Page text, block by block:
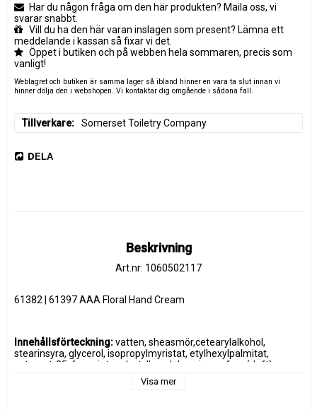
Har du någon fråga om den här produkten? Maila oss, vi
svarar snabbt.
Vill du ha den här varan inslagen som present? Lämna ett
meddelande i kassan så fixar vi det.
Öppet i butiken och på webben hela sommaren, precis som
vanligt!
Weblagret och butiken är samma lager så ibland hinner en vara ta slut innan vi
hinner dölja den i webshopen. Vi kontaktar dig omgående i sådana fall.
Tillverkare Somerset Toiletry Company
DELA
Beskrivning
Art.nr: 1060502117
61382 | 61397 AAA Floral Hand Cream
Innehållsförteckning: vatten, sheasmör,cetearylalkohol,
stearinsyra, glycerol, isopropylmyristat, etylhexylpalmitat,
cetearet-25, fenoxietanol,
etylhexylglycerin, parfym (doft),
karbomer, natriumhydroxid, bht, allantoin, hexyl cinnamal,
Visa mer